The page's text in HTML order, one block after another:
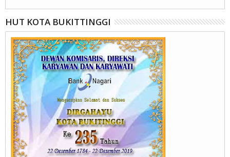
HUT KOTA BUKITTINGGI